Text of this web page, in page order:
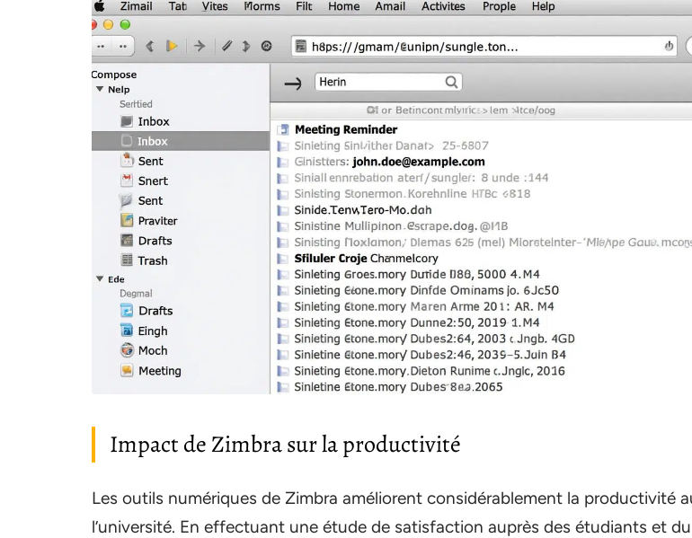
Impact de Zimbra sur la productivité
Les outils numériques de Zimbra améliorent considérablement la productivité
l’université. En effectuant une étude de satisfaction auprès des étudiants et